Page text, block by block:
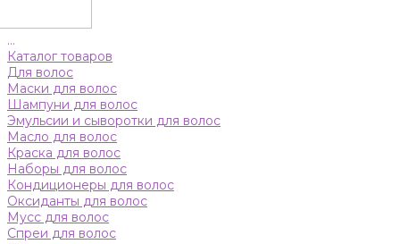
...
Каталог товаров
Для волос
Маски для волос
Шампуни для волос
Эмульсии и сыворотки для волос
Масло для волос
Краска для волос
Наборы для волос
Кондиционеры для волос
Оксиданты для волос
Мусс для волос
Спреи для волос